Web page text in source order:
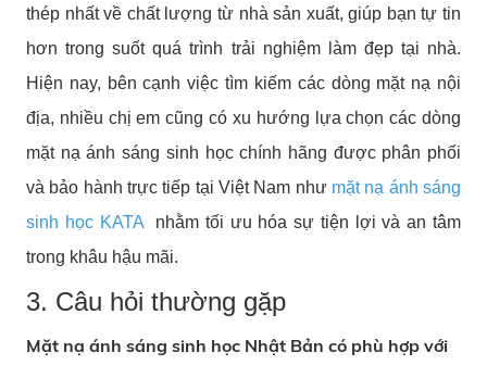
thép nhất về chất lượng từ nhà sản xuất, giúp bạn tự tin
hơn trong suốt quá trình trải nghiệm làm đẹp tại nhà.
Hiện nay, bên cạnh việc tìm kiếm các dòng mặt nạ nội
địa, nhiều chị em cũng có xu hướng lựa chọn các dòng
mặt nạ ánh sáng sinh học chính hãng được phân phối
và bảo hành trực tiếp tại Việt Nam như mặt nạ ánh sáng
sinh học KATA
nhằm tối ưu hóa sự tiện lợi và an tâm
trong khâu hậu mãi.
3. Câu hỏi thường gặp
Mặt nạ ánh sáng sinh học Nhật Bản có phù hợp với